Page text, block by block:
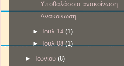
Υποθαλάσσια ανακοίνωση
Ανακοίνωση
► Ιουλ 14(1)
►
Ιουλ 08(1)
► Ιουνίου (8)